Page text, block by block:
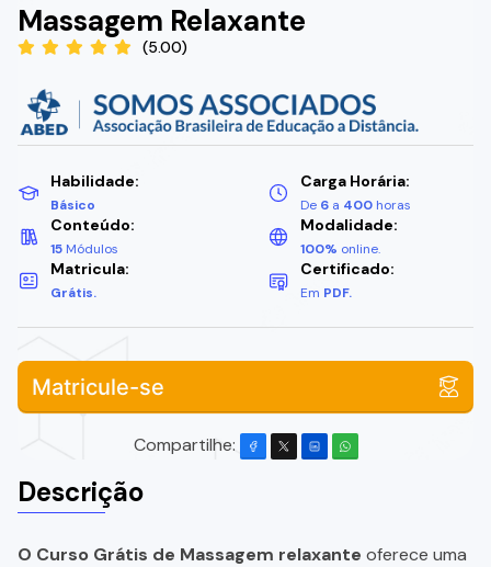
Massagem Relaxante
(5.00)
Habilidade:
Básico
Carga Horária:
De 6 a 400 horas
Conteúdo:
15 Módulos
Modalidade:
100% online.
Matricula:
Grátis.
Certificado:
Em PDF.
Matricule-se
Compartilhe:
Descrição
O Curso Grátis de Massagem relaxante oferece uma